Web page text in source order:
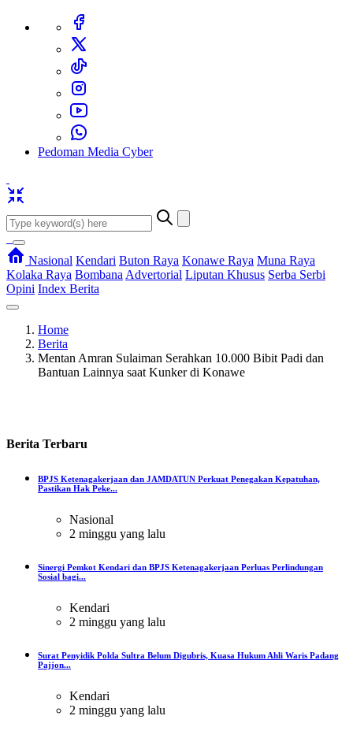
Pedoman Media Cyber
Nasional Kendari Buton Raya Konawe Raya Muna Raya
Kolaka Raya Bombana Advertorial Liputan Khusus Serba Serbi
Opini Index Berita
Home
Berita
Mentan Amran Sulaiman Serahkan 10.000 Bibit Padi dan
Bantuan Lainnya saat Kunker di Konawe
Berita Terbaru
BPJS Ketenagakerjaan dan JAMDATUN Perkuat Penegakan Kepatuhan,
Pastikan Hak Peke...
Nasional
2 minggu yang lalu
Sinergi Pemkot Kendari dan BPJS Ketenagakerjaan Perluas Perlindungan
Sosial bagi...
Kendari
2 minggu yang lalu
Surat Penyidik Polda Sultra Belum Digubris, Kuasa Hukum Ahli Waris Padang
Pajjon...
Kendari
2 minggu yang lalu